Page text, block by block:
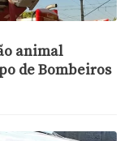
animal
de Bombeiros